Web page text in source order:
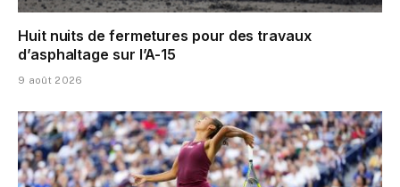
Huit nuits de fermetures pour des travaux
d’asphaltage sur l’A-15
9 août 2026